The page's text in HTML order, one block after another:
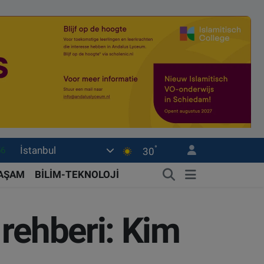
İstanbul 30°
BİLİM-TEKNOLOJİ
Kim